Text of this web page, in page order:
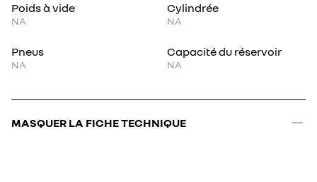
MASQUER LA FICHE TECHNIQUE
Poids à vide
NA
Cylindrée
NA
Pneus
NA
Capacité du réservoir
NA